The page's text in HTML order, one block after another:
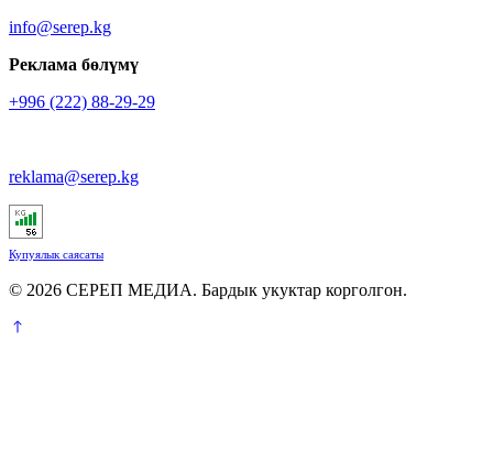
info@serep.kg
Реклама бөлүмү
+996 (222) 88-29-29
reklama@serep.kg
Купуялык саясаты
© 2026 СЕРЕП МЕДИА. Бардык укуктар корголгон.